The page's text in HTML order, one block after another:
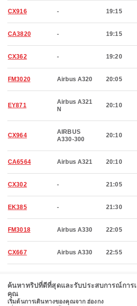
CX916 - 19:15
CA3820 - 19:15
CX362 - 19:20
FM3020 Airbus A320 20:05
EY871
Airbus A321
N
20:10
CX964
AIRBUS
A330-300
20:10
CA6564 Airbus A321 20:10
CX302 - 21:05
EK385 - 21:30
FM3018 Airbus A330 22:05
CX667 Airbus A330 22:55
ค้นหาทริปที่ดีที่สุดและรับประสบการณ์การ
คุณ
เริ่มต้นการเดินทางของคุณจาก ฮ่องกง